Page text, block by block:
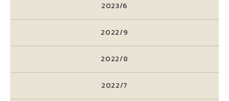
2023/6
2022/9
2022/8
2022/7